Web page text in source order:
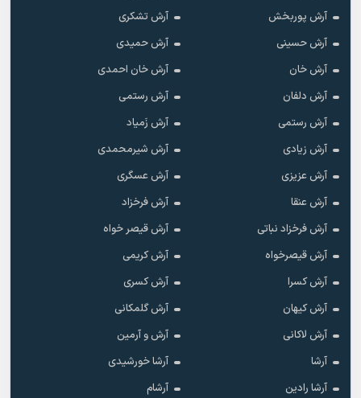
آرش پوربخش
آرش تشکری
آرش حسینی
آرش حمیدی
آرش خان
آرش خان احمدی
آرش دلفان
آرش رستمى
آرش رستمی
آرش زَمیاد
آرش زیادی
آرش شیرمحمدی
آرش عزیزی
آرش عسگری
آرش عنقا
آرش فرخزاد
آرش فرخزاد نباتی
آرش قیصر خواه
آرش قیصرخواه
آرش کریمی
آرش کسرا
آرش کسری
آرش کیهان
آرش گلمکانی
آرش لاکانی
آرش و آرمین
آرشا
آرشا خورشیدی
آرشا رادین
آرشام